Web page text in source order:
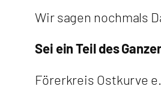
Wir sagen nochmals
Sei ein Teil des
Förerkreis Ostkurve